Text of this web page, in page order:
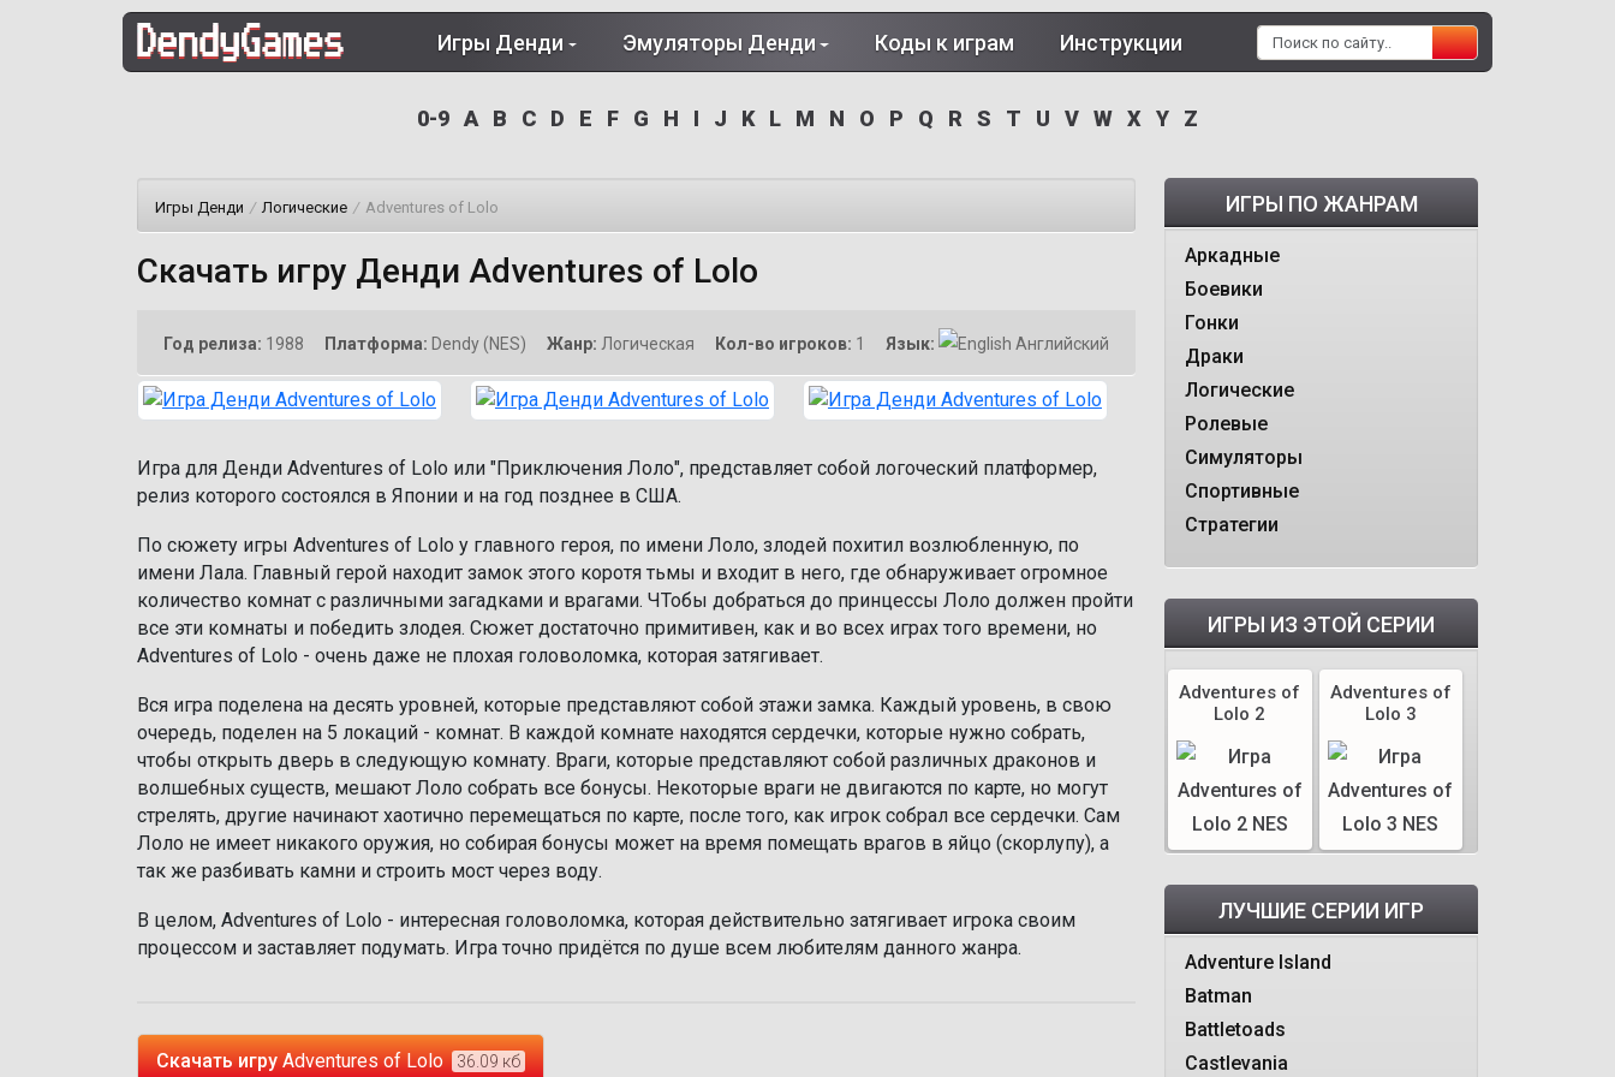
Игры Денди Эмуляторы Денди Коды к играм Инструкции
0-9 A B C D E F G H I J K L M N O P Q R S T U V W X Y Z
Игры Денди / Логические / Adventures of Lolo
Скачать игру Денди Adventures of Lolo
Год релиза: 1988 Платформа: Dendy (NES) Жанр: Логическая Кол-во игроков: 1 Язык: Английский
Игра для Денди Adventures of Lolo или "Приключения Лоло", представляет собой логоческий платформер,
релиз которого состоялся в Японии и на год позднее в США.
По сюжету игры Adventures of Lolo у главного героя, по имени Лоло, злодей похитил возлюбленную, по
имени Лала. Главный герой находит замок этого коротя тьмы и входит в него, где обнаруживает огромное
количество комнат с различными загадками и врагами. ЧТобы добраться до принцессы Лоло должен пройти
все эти комнаты и победить злодея. Сюжет достаточно примитивен, как и во всех играх того времени, но
Adventures of Lolo - очень даже не плохая головоломка, которая затягивает.
Вся игра поделена на десять уровней, которые представляют собой этажи замка. Каждый уровень, в свою
очередь, поделен на 5 локаций - комнат. В каждой комнате находятся сердечки, которые нужно собрать,
чтобы открыть дверь в следующую комнату. Враги, которые представляют собой различных драконов и
волшебных существ, мешают Лоло собрать все бонусы. Некоторые враги не двигаются по карте, но могут
стрелять, другие начинают хаотично перемещаться по карте, после того, как игрок собрал все сердечки. Сам
Лоло не имеет никакого оружия, но собирая бонусы может на время помещать врагов в яйцо (скорлупу), а
так же разбивать камни и строить мост через воду.
В целом, Adventures of Lolo - интересная головоломка, которая действительно затягивает игрока своим
процессом и заставляет подумать. Игра точно придётся по душе всем любителям данного жанра.
Скачать игруAdventures of Lolo 36.09 кб
ИГРЫ ПО ЖАНРАМ
Аркадные
Боевики
Гонки
Драки
Логические
Ролевые
Симуляторы
Спортивные
Стратегии
ИГРЫ ИЗ ЭТОЙ СЕРИИ
Adventures of
Lolo 2
Adventures of
Lolo 3
ЛУЧШИЕ СЕРИИ ИГР
Adventure Island
Batman
Battletoads
Castlevania